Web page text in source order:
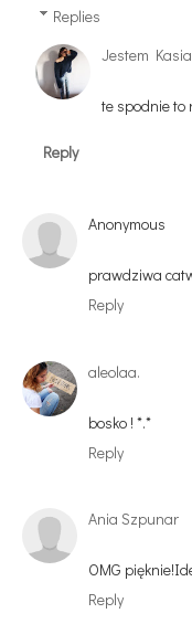
Replies
Jestem Kasia
te spodnie to
Reply
Anonymous
prawdziwa
Reply
aleolaa.
bosko ! *.*
Reply
Ania Szpunar
OMG
Reply